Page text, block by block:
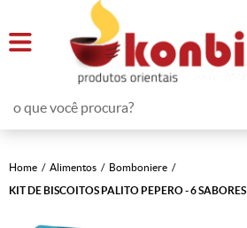
Home Alimentos
Bomboniere
KIT DE BISCOITOS PALITO PEPERO - 6 SABORES